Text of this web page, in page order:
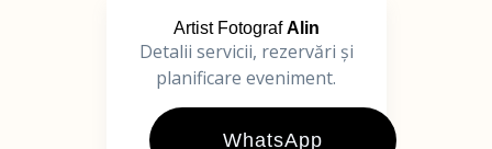
Artist FotografAlin
Detalii servicii, rezervări și
planificare eveniment.
WhatsApp